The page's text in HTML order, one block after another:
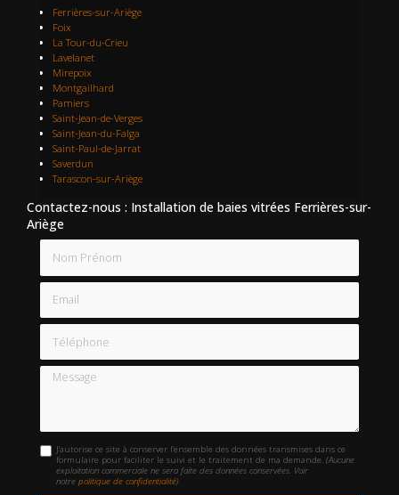
Ferrières-sur-Ariège
Foix
La Tour-du-Crieu
Lavelanet
Mirepoix
Montgailhard
Pamiers
Saint-Jean-de-Verges
Saint-Jean-du-Falga
Saint-Paul-de-Jarrat
Saverdun
Tarascon-sur-Ariège
Contactez-nous : Installation de baies vitrées Ferrières-sur-
Ariège
Email
Téléphone
Message
J'autorise ce site à conserver l'ensemble des données transmises dans ce
formulaire pour faciliter le suivi et le traitement de ma demande.(Aucune
exploitation commerciale ne sera faite des données conservées. Voir
notrepolitique de confidentialité)